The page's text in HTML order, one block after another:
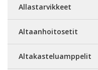
Allastarvikkeet
Altaanhoitosetit
Altakasteluamppelit